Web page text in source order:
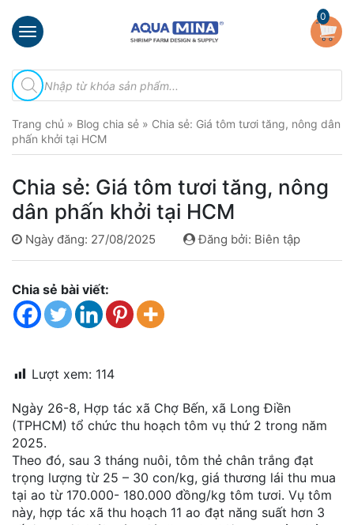
×
chủ
thiệu
Sản
Đầu
Phun
Vi
Ventek
Hướng
đặt
Quy
định
Blog
chia
sẻ
Liên
0
Tìm
kiếm
sản
Trang chủ » Blog chia sẻ » Chia sẻ: Giá tôm tươi tăng, nông dân
phấn khởi tại HCM
Chia sẻ: Giá tôm tươi tăng, nông
dân phấn khởi tại HCM
Ngày đăng: 27/08/2025 Đăng bởi: Biên tập
Chia sẻ bài viết:
Lượt xem: 114
Ngày 26-8, Hợp tác xã Chợ Bến, xã Long Điền
(TPHCM) tổ chức thu hoạch tôm vụ thứ 2 trong năm
2025.
Theo đó, sau 3 tháng nuôi, tôm thẻ chân trắng đạt
trọng lượng từ 25 – 30 con/kg, giá thương lái thu mua
tại ao từ 170.000- 180.000 đồng/kg tôm tươi. Vụ tôm
này, hợp tác xã thu hoạch 11 ao đạt năng suất hơn 3